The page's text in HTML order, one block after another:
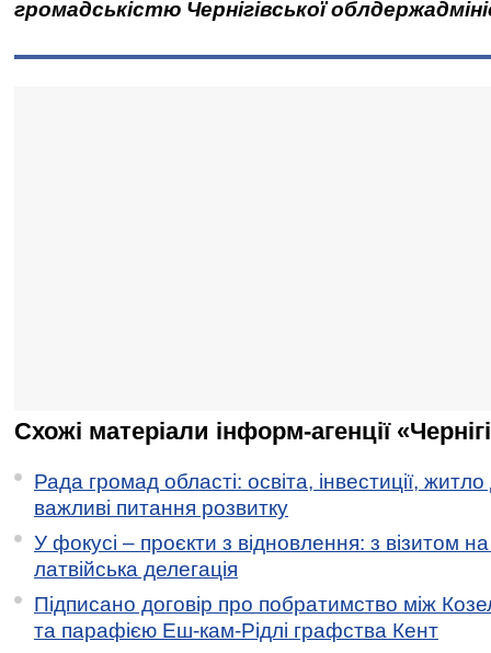
громадськістю Чернігівської
Схожі матеріали інформ-агенції
Рада громад області: освіта, інвестиції,
важливі питання розвитку
У фокусі – проєкти з відновлення: з візитом
латвійська делегація
Підписано договір про побратимство між
та парафією Еш-кам-Рідлі графства Кент